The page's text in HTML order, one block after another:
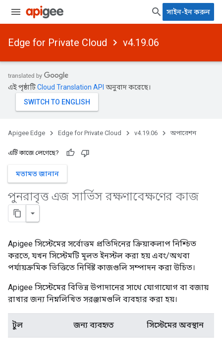
সাইন-ইন করুন
Edge for Private Cloud v4.19.06
এই পৃষ্ঠাটিCloud Translation API অনুবাদ করেছে।
Apigee Edge Edge for Private Cloud v4.19.06 অপারেশন
এটি কাজে লেগেছে?
মতামত জানান
পুনরাবৃত্ত এজ সার্ভিস রক্ষণাবেক্ষণের কাজ
Apigee সিস্টেমের সর্বোত্তম প্রতিদিনের ক্রিয়াকলাপ নিশ্চিত
করতে, যখন সিস্টেমটি মূলত ইনস্টল করা হয় এবং/অথবা
পর্যায়ক্রমিক ভিত্তিতে নির্দিষ্ট কাজগুলি সম্পাদন করা উচিত।
Apigee সিস্টেমের বিভিন্ন উপাদানের সাথে যোগাযোগ বা বজায়
রাখার জন্য নিম্নলিখিত সরঞ্জামগুলি ব্যবহার করা হয়।
টুল জন্য ব্যবহৃত সিস্টেমের অবস্থান